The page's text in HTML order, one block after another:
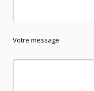
Votre message